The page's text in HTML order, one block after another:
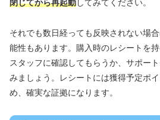
閉じてから再起動してみてください。
それでも数日経っても反映されない場
能性もあります。購入時のレシートを
スタッフに確認してもらうか、サポー
みましょう。レシートには獲得予定ポ
め、確実な証拠になります。